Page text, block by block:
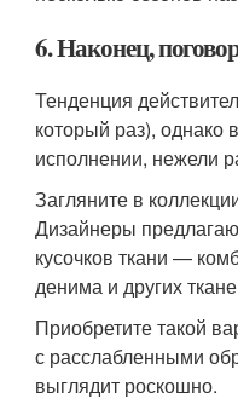
6. Наконец,
Тенденция
который раз), однако
исполнении, нежели
Загляните в
Дизайнеры
кусочков ткани —
денима и других
Приобретите такой
с расслабленными
выглядит роскошно.